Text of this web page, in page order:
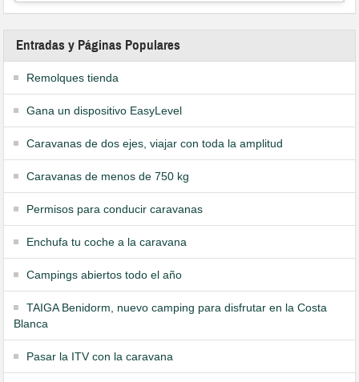
Entradas y Páginas Populares
Remolques tienda
Gana un dispositivo EasyLevel
Caravanas de dos ejes, viajar con toda la amplitud
Caravanas de menos de 750 kg
Permisos para conducir caravanas
Enchufa tu coche a la caravana
Campings abiertos todo el año
TAIGA Benidorm, nuevo camping para disfrutar en la Costa
Blanca
Pasar la ITV con la caravana